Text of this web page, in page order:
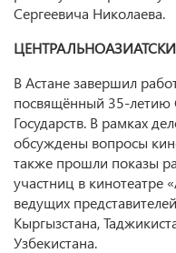
Сергеевича Николаева.
В Астане завершил
посвящённый 35-летию
Государств. В рамках
обсуждены вопросы
также прошли показы
участниц в кинотеатре
ведущих
Кыргызстана,
Узбекистана.